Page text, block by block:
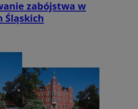
zabójstwa w
Śląskich